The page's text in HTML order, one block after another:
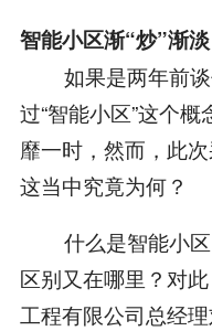
智能小区渐“炒”渐
如果是两年前谈
过“智能小区”这个
靡一时，然而，此
这当中究竟为何？
什么是智能小区
区别又在哪里？对
工程有限公司总经